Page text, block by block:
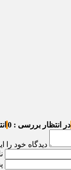
در انتظار بررسی : 0
دیدگاه خود را